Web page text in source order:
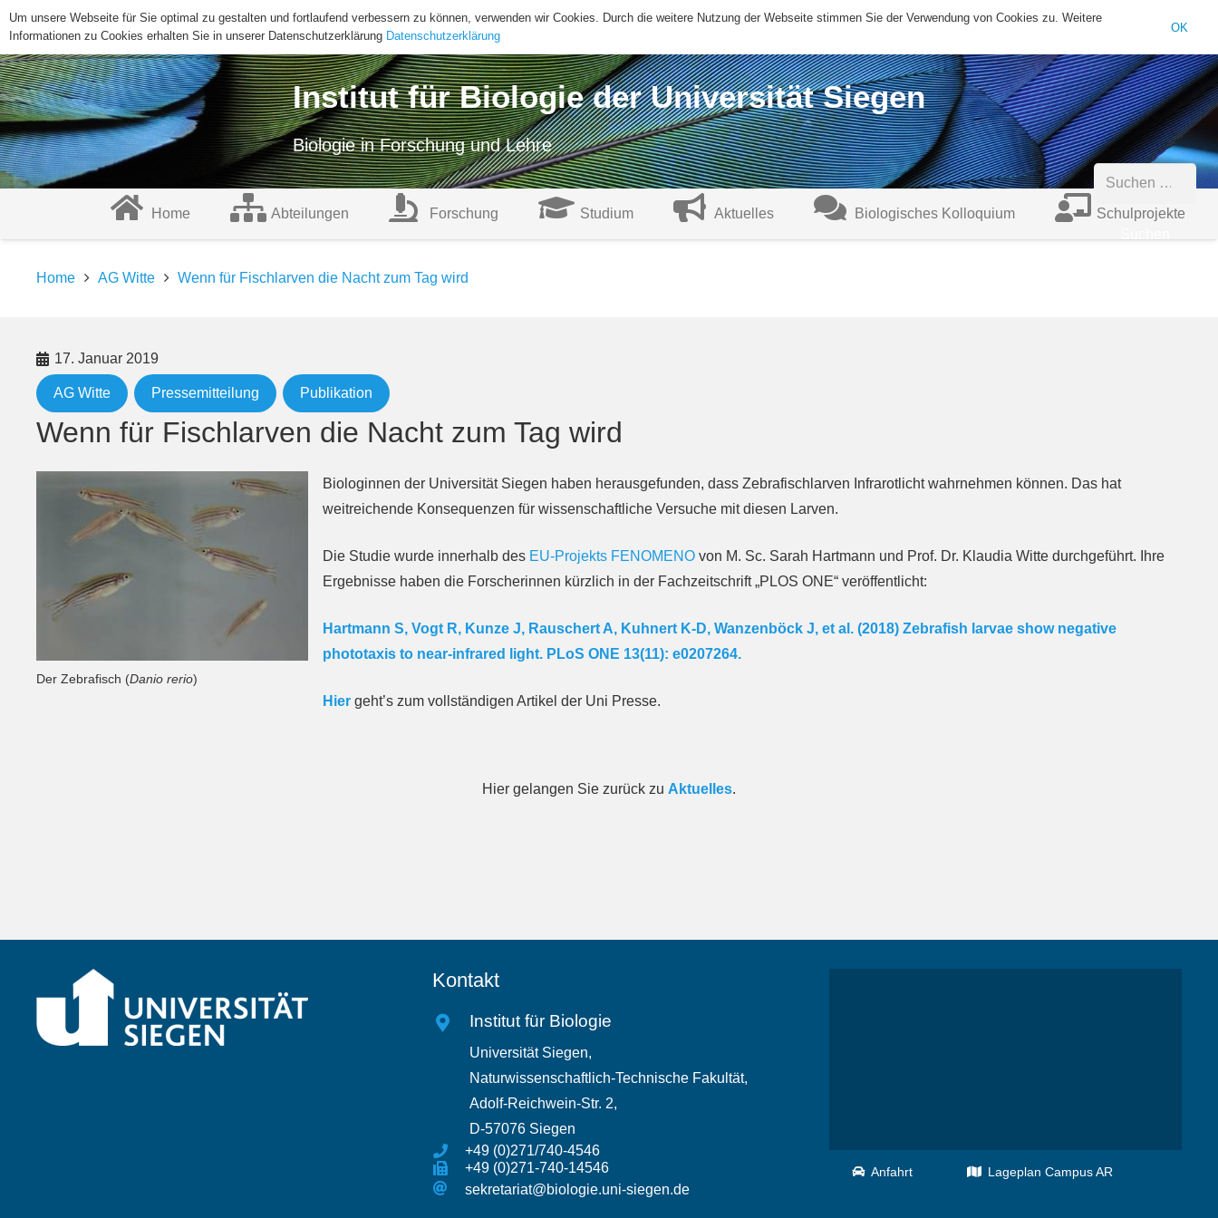
sekretariat@biologie.uni-siegen.de +49 (0)271/740-4546
Institut für Biologie der Universität Siegen
Biologie in Forschung und Lehre
Home Abteilungen Forschung Studium Aktuelles Biologisches Kolloquium Schulprojekte
Suchen
nach:
Home AG Witte Wenn für Fischlarven die Nacht zum Tag wird
17. Januar 2019
AG Witte Pressemitteilung Publikation
Wenn für Fischlarven die Nacht zum Tag wird
Der Zebrafisch (Danio rerio)
Biologinnen der Universität Siegen haben herausgefunden, dass Zebrafischlarven Infrarotlicht wahrnehmen können. Das hat
weitreichende Konsequenzen für wissenschaftliche Versuche mit diesen Larven.
Die Studie wurde innerhalb des EU-Projekts FENOMENO von M. Sc. Sarah Hartmann und Prof. Dr. Klaudia Witte durchgeführt. Ihre
Ergebnisse haben die Forscherinnen kürzlich in der Fachzeitschrift „PLOS ONE“ veröffentlicht:
Hartmann S, Vogt R, Kunze J, Rauschert A, Kuhnert K-D, Wanzenböck J, et al. (2018) Zebrafish larvae show negative
phototaxis to near-infrared light. PLoS ONE 13(11): e0207264.
Hier geht’s zum vollständigen Artikel der Uni Presse.
Hier gelangen Sie zurück zu Aktuelles.
Kontakt
Institut für Biologie
Universität Siegen,
Naturwissenschaftlich-Technische Fakultät,
Adolf-Reichwein-Str. 2,
D-57076 Siegen
+49 (0)271/740-4546
+49 (0)271-740-14546
sekretariat@biologie.uni-siegen.de
Anfahrt Lageplan Campus AR
Um unsere Webseite für Sie optimal zu gestalten und fortlaufend verbessern zu können, verwenden wir Cookies. Durch die weitere Nutzung der Webseite stimmen Sie der Verwendung von Cookies zu. Weitere
Informationen zu Cookies erhalten Sie in unserer Datenschutzerklärung Datenschutzerklärung
OK